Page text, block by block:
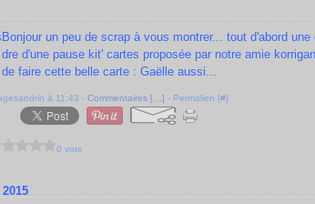
Bonjour un peu de scrap à vous montrer... tout d'abord
dre d'une pause kit' cartes proposée par notre amie
de faire cette belle carte : Gaëlle aussi...
à 11:43 - Commentaires [ ] - Permalien [#]
0 vote